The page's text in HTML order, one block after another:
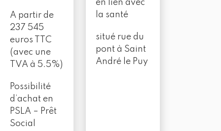
A partir de
237 545
euros TTC
(avec une
TVA à 5.5%)
Possibilité
d’achat en
PSLA – Prêt
Social
en lien avec
la santé
situé rue du
pont à Saint
André le Puy